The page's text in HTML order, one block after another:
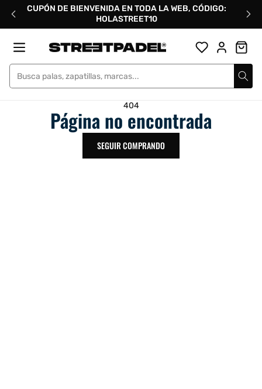
directamente
CUPÓN DE BIENVENIDA EN TODA LA WEB, CÓDIGO:
HOLASTREET10
Street Padel
404
Página no encontrada
SEGUIR COMPRANDO